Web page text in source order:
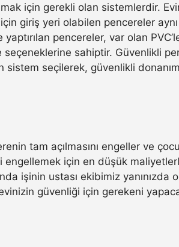
için gerekli olan sistemlerdir.
giriş yeri olabilen pencereler
pencereler, var olan
seçeneklerine sahiptir. Güvenlikli
sistem seçilerek, güvenlikli
tam açılmasını engeller ve
engellemek için en düşük
işinin ustası ekibimiz yanınızda
güvenliği için gerekeni